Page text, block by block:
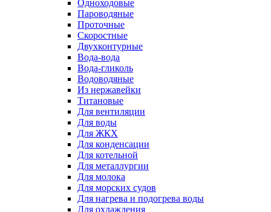
Одноходовые
Пароводяные
Проточные
Скоростные
Двухконтурные
Вода-вода
Вода-гликоль
Водоводяные
Из нержавейки
Титановые
Для вентиляции
Для воды
Для ЖКХ
Для конденсации
Для котельной
Для металлургии
Для молока
Для морских судов
Для нагрева и подогрева воды
Для охлаждения